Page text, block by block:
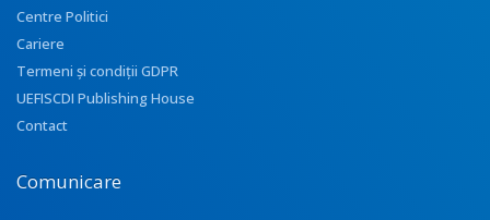
Centre Politici
Cariere
Termeni și condiții GDPR
UEFISCDI Publishing House
Contact
Comunicare